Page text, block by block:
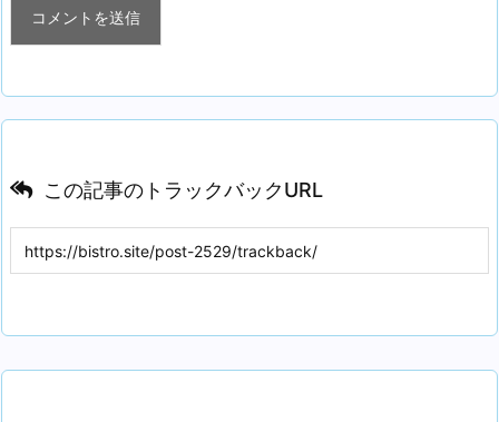
この記事のトラックバックURL